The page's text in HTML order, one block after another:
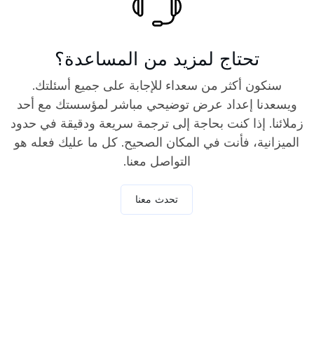
تحتاج لمزيد من المساعدة؟
سنكون أكثر من سعداء للإجابة على جميع أسئلتك.
ويسعدنا إعداد عرض توضيحي مباشر لمؤسستك مع أحد
زملائنا. إذا كنت بحاجة إلى ترجمة سريعة ودقيقة في حدود
الميزانية، فأنت في المكان الصحيح. كل ما عليك فعله هو
التواصل معنا.
تحدث معنا